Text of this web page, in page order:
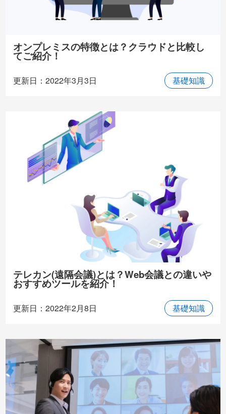
オンプレミスの特徴とは？クラウドと比較し
てご紹介！
更新日：2022年3月3日 基礎知識
テレカン(遠隔会議)とは？Web会議との違いや
おすすめツールを紹介！
更新日：2022年2月8日 基礎知識